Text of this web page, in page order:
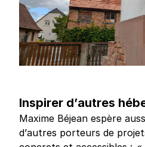
Inspirer d’autres
Maxime Béjean espère
d’autres porteurs de